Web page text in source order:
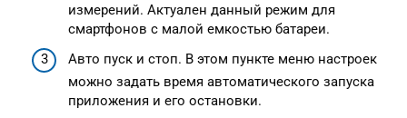
измерений. Актуален данный режим для
смартфонов с малой емкостью батареи.
Авто пуск и стоп. В этом пункте меню настроек
можно задать время автоматического запуска
приложения и его остановки.